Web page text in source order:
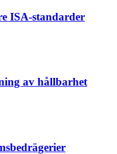
ISA-standarder
av hållbarhet